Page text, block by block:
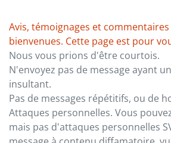
Avis, témoignages et
bienvenues. Cette page est pour
Nous vous prions d'être courtois.
N'envoyez pas de message ayant
insultant.
Pas de messages répétitifs, ou de
Attaques personnelles. Vous
mais pas d'attaques personnelles